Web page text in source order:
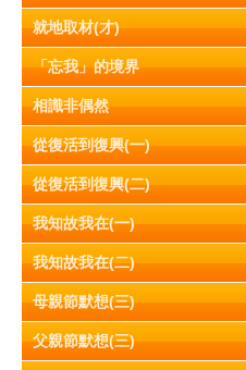
就地取材(才)
「忘我」的境界
相識非偶然
從復活到復興(一)
從復活到復興(二)
我知故我在(一)
我知故我在(二)
母親節默想(三)
父親節默想(三)